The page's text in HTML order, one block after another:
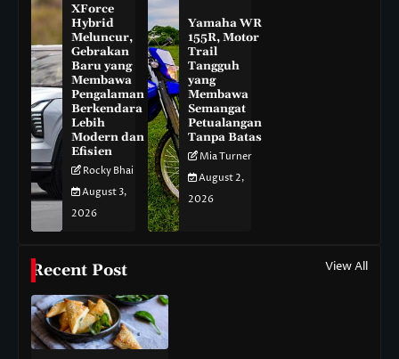
XForce
Hybrid
Meluncur,
Gebrakan
Baru yang
Membawa
Pengalaman
Berkendara
Lebih
Modern dan
Efisien
Rocky Bhai
August 3,
2026
Yamaha WR
155R, Motor
Trail
Tangguh
yang
Membawa
Semangat
Petualangan
Tanpa Batas
Mia Turner
August 2,
2026
Recent Post View All